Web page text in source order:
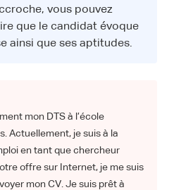
vous pouvez
que le candidat évoque
ainsi que ses aptitudes.
mon DTS à l’école
Actuellement, je suis à la
en tant que chercheur
offre sur Internet, je me suis
mon CV. Je suis prêt à